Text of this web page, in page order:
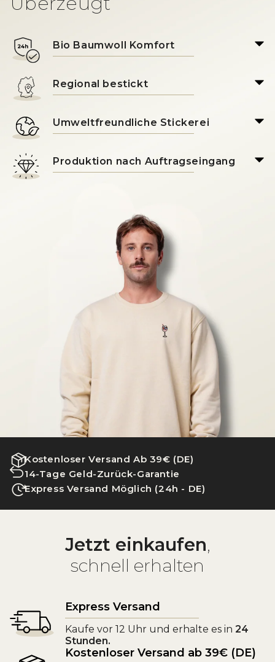
Bio Baumwoll Komfort
Regional bestickt
Umweltfreundliche Stickerei
Produktion nach Auftragseingang
Kostenloser Versand Ab 39€ (DE)
14-Tage Geld-Zurück-Garantie
Express Versand Möglich (24h - DE)
Jetzt einkaufen,
schnell erhalten
Express Versand
Kaufe vor 12 Uhr und erhalte es in 24
Stunden.
Kostenloser Versand ab 39€ (DE)